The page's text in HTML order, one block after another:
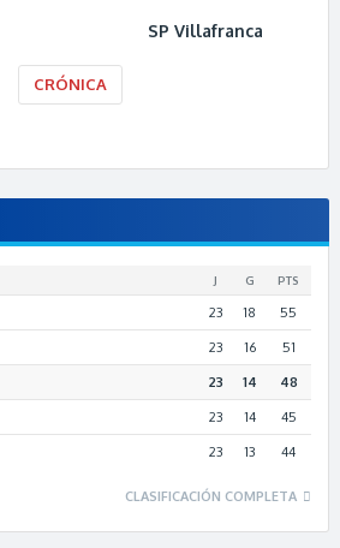
SP Villafranca
CRÓNICA
J G PTS
23 18 55
23 16 51
23 14 48
23 14 45
23 13 44
CLASIFICACIÓN COMPLETA